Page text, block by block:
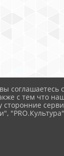
соглашаетесь
с тем что